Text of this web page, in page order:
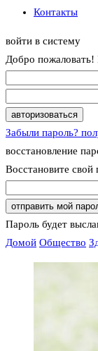
Контакты
войти в систему
Добро
Забыли пароль?
восстановление
Восстановите свой
Пароль будет
Домой Общество